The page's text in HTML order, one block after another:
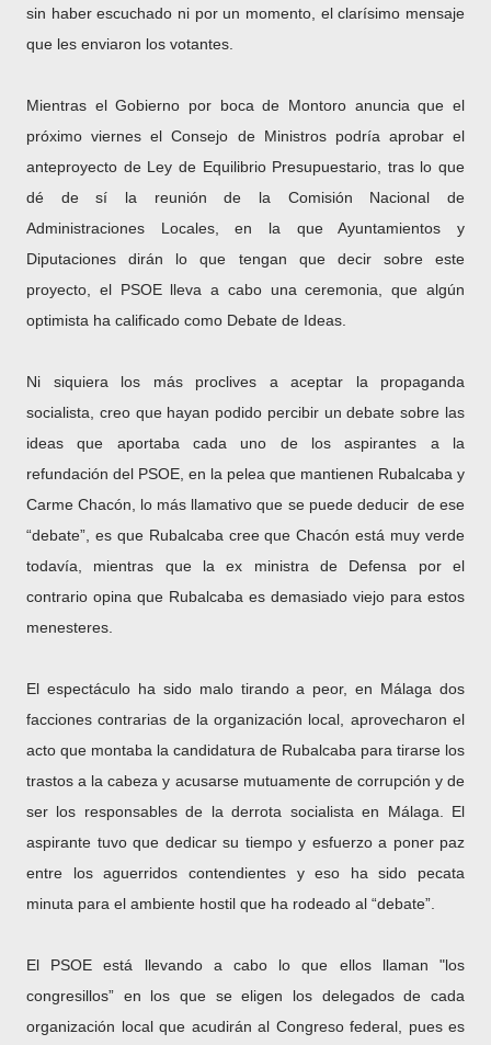
sin haber escuchado ni por un momento, el clarísimo mensaje
que les enviaron los votantes.
Mientras el Gobierno por boca de Montoro anuncia que el
próximo viernes el Consejo de Ministros podría aprobar el
anteproyecto de Ley de Equilibrio Presupuestario, tras lo que
dé de sí la reunión de la Comisión Nacional de
Administraciones Locales, en la que Ayuntamientos y
Diputaciones dirán lo que tengan que decir sobre este
proyecto, el PSOE lleva a cabo una ceremonia, que algún
optimista ha calificado como Debate de Ideas.
Ni siquiera los más proclives a aceptar la propaganda
socialista, creo que hayan podido percibir un debate sobre las
ideas que aportaba cada uno de los aspirantes a la
refundación del PSOE, en la pelea que mantienen Rubalcaba y
Carme Chacón, lo más llamativo que se puede deducir de ese
“debate”, es que Rubalcaba cree que Chacón está muy verde
todavía, mientras que la ex ministra de Defensa por el
contrario opina que Rubalcaba es demasiado viejo para estos
menesteres.
El espectáculo ha sido malo tirando a peor, en Málaga dos
facciones contrarias de la organización local, aprovecharon el
acto que montaba la candidatura de Rubalcaba para tirarse los
trastos a la cabeza y acusarse mutuamente de corrupción y de
ser los responsables de la derrota socialista en Málaga. El
aspirante tuvo que dedicar su tiempo y esfuerzo a poner paz
entre los aguerridos contendientes y eso ha sido pecata
minuta para el ambiente hostil que ha rodeado al “debate”.
El PSOE está llevando a cabo lo que ellos llaman "los
congresillos” en los que se eligen los delegados de cada
organización local que acudirán al Congreso federal, pues es